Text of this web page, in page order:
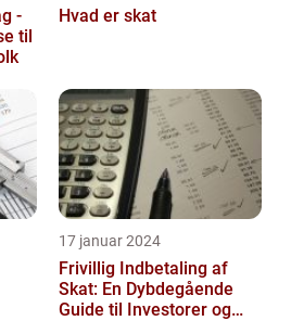
-
til
Hvad er skat
17 januar 2024
Frivillig Indbetaling af
Skat: En Dybdegående
Guide til Investorer og